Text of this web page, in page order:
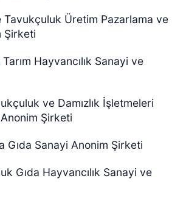
Tavukçuluk Üretim Pazarlama ve
Şirketi
Hayvancılık Sanayi ve
ve Damızlık İşletmeleri
Şirketi
Gıda Sanayi Anonim Şirketi
Gıda Hayvancılık Sanayi ve